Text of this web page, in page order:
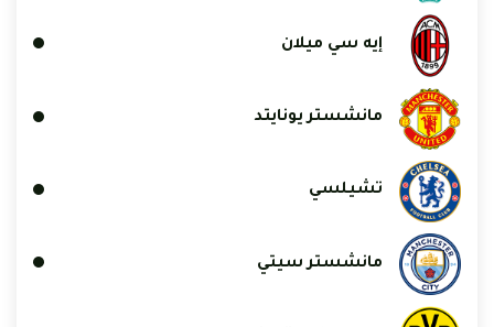
إيه سي ميلان
مانشستر يونايتد
تشيلسي
مانشستر سيتي